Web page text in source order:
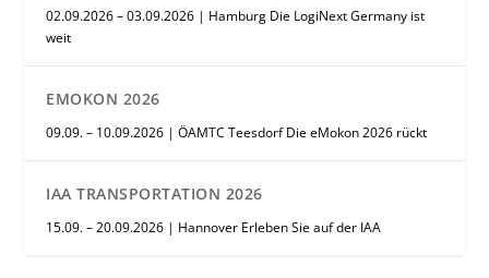
02.09.2026 – 03.09.2026 | Hamburg Die LogiNext Germany ist
weit
EMOKON 2026
09.09. – 10.09.2026 | ÖAMTC Teesdorf Die eMokon 2026 rückt
IAA TRANSPORTATION 2026
15.09. – 20.09.2026 | Hannover Erleben Sie auf der IAA